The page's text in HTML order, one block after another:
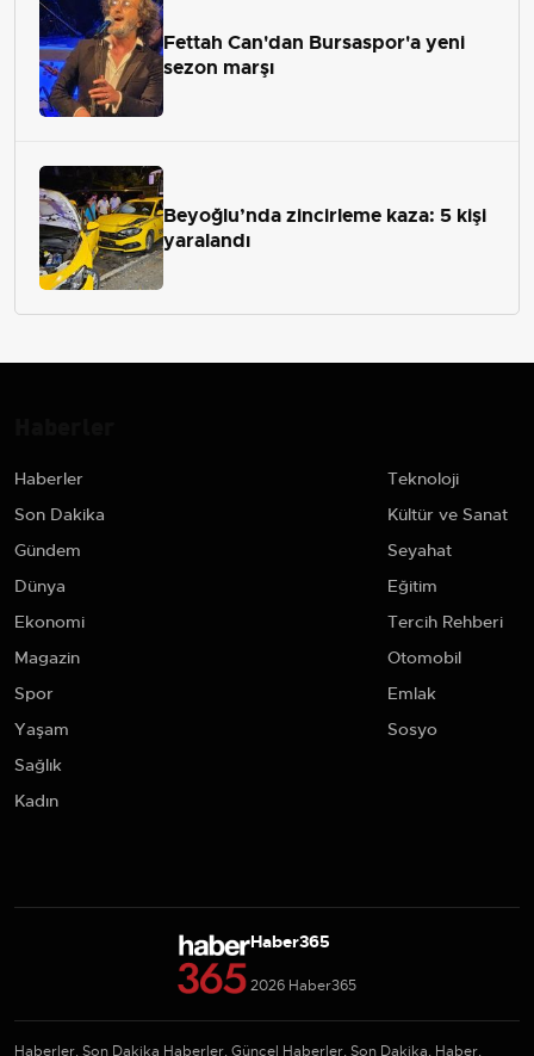
Fettah Can'dan Bursaspor'a yeni
sezon marşı
Beyoğlu’nda zincirleme kaza: 5 kişi
yaralandı
Haberler
Son Dakika
Gündem
Dünya
Ekonomi
Magazin
Spor
Yaşam
Sağlık
Kadın
Teknoloji
Kültür ve Sanat
Seyahat
Eğitim
Tercih Rehberi
Otomobil
Emlak
Sosyo
Haber365
2026 Haber365
Haberler, Son Dakika Haberler, Güncel Haberler, Son Dakika, Haber,